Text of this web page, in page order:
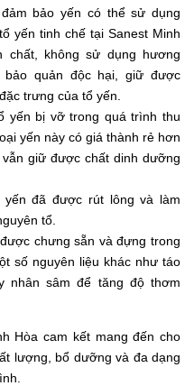
bảo yến có thể sử dụng
yến tinh chế tại Sanest Minh
chất, không sử dụng hương
quản độc hại, giữ được
trưng của tổ yến.
yến bị vỡ trong quá trình thu
yến này có giá thành rẻ hơn
giữ được chất dinh dưỡng
đã được rút lông và làm
tổ.
chưng sẵn và đựng trong
số nguyên liệu khác như táo
nhân sâm để tăng độ thơm
Hòa cam kết mang đến cho
lượng, bổ dưỡng và đa dạng